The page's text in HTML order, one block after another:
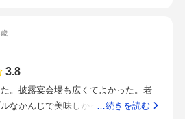
約できるペーパーアイテムなどは自
した。地産地消の料理は遠方からの
す。駅からは少し距離があります
題ありません。駐車場も広く、自家
プランナーさんは親身になって相談
頼りがいがあります。特にサプライ
3.8
。披露宴会場も広くてよかった。老
なかんじで美味しかったです！食べ
…続きを読む